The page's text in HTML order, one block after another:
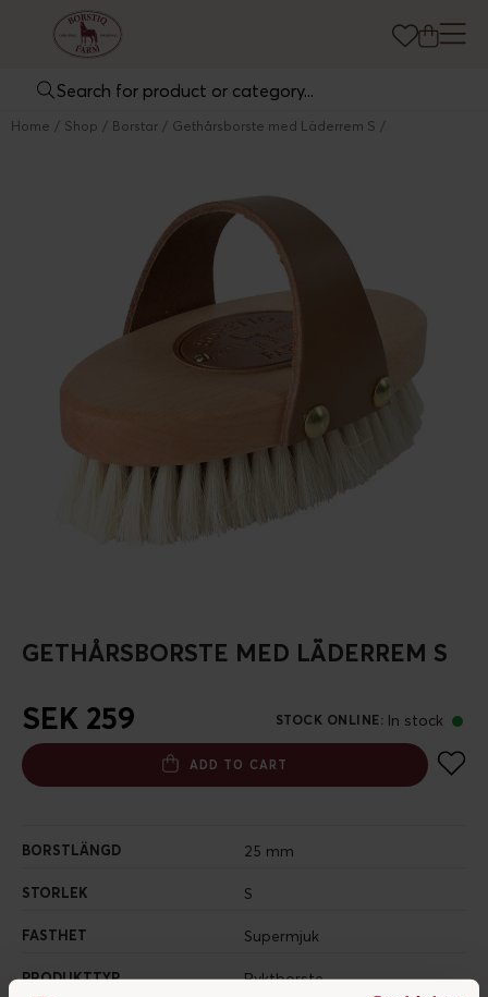
Home Shop Borstar Gethårsborste med Läderrem S
GETHÅRSBORSTE MED LÄDERREM S
SEK 259 STOCK ONLINE: In stock
ADD TO CART
BORSTLÄNGD 25 mm
STORLEK S
FASTHET Supermjuk
PRODUKTTYP Ryktborste